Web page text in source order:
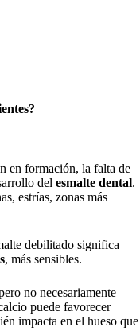
en formación, la falta de
del esmalte dental.
estrías, zonas más
debilitado significa
, más sensibles.
no necesariamente
puede favorecer
impacta en el hueso que